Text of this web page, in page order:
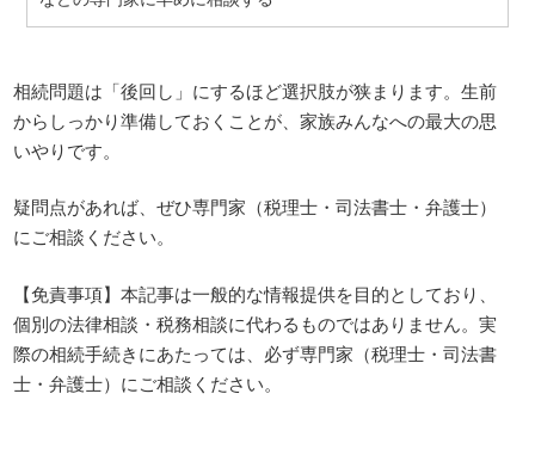
相続問題は「後回し」にするほど選択肢が狭まります。生前
からしっかり準備しておくことが、家族みんなへの最大の思
いやりです。
疑問点があれば、ぜひ専門家（税理士・司法書士・弁護士）
にご相談ください。
【免責事項】本記事は一般的な情報提供を目的としており、
個別の法律相談・税務相談に代わるものではありません。実
際の相続手続きにあたっては、必ず専門家（税理士・司法書
士・弁護士）にご相談ください。